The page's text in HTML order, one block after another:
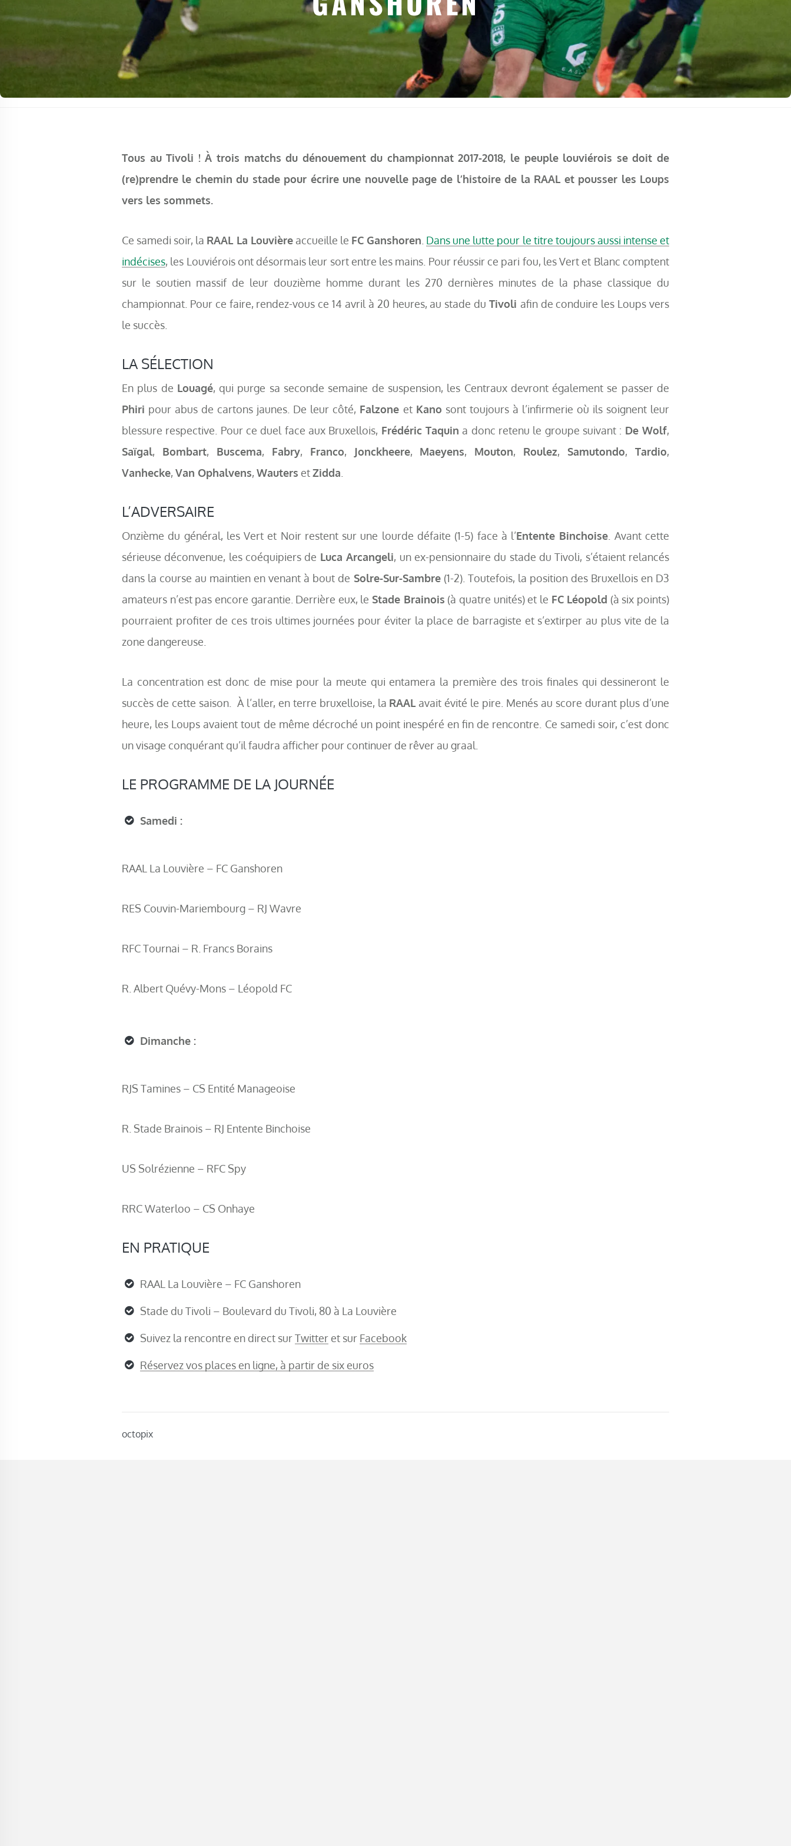
octopix
Tous au Tivoli ! À trois matchs du dénouement du championnat 2017-2018, le peuple louviérois se doit de
(re)prendre le chemin du stade pour écrire une nouvelle page de l’histoire de la RAAL et pousser les Loups
vers les sommets.
Ce samedi soir, la RAAL La Louvièreaccueille le FC Ganshoren Dans une lutte pour le titre toujours aussi intense et
indécises, les Louviérois ont désormais leur sort entre les mains. Pour réussir ce pari fou, les Vert et Blanc comptent
sur le soutien massif de leur douzième homme durant les 270 dernières minutes de la phase classique du
championnat. Pour ce faire, rendez-vous ce 14 avril à 20 heures, au stade du Tivoli afin de conduire les Loups vers
le succès.
LA SÉLECTION
En plus de Louagé, qui purge sa seconde semaine de suspension, les Centraux devront également se passer de
Phiri pour abus de cartons jaunes. De leur côté, Falzone et Kano sont toujours à l’infirmerie où ils soignent leur
blessure respective. Pour ce duel face aux Bruxellois, Frédéric Taquin a donc retenu le groupe suivant : De Wolf,
Saïgal, Bombart, Buscema, Fabry, Franco, Jonckheere, Maeyens, Mouton, Roulez, Samutondo,Tardio,
Vanhecke, Van Ophalvens, Wauters etZidda
L’ADVERSAIRE
Onzième du général, les Vert et Noir restent sur une lourde défaite (1-5) face à l’Entente Binchoise . Avant cette
sérieuse déconvenue, les coéquipiers de Luca Arcangeli, un ex-pensionnaire du stade du Tivoli, s’étaient relancés
dans la course au maintien en venant à bout de Solre-Sur-Sambre(1-2). Toutefois, la position des Bruxellois en D3
amateurs n’est pas encore garantie. Derrière eux, le Stade Brainois (à quatre unités) et le FC Léopold (à six points)
pourraient profiter de ces trois ultimes journées pour éviter la place de barragiste et s’extirper au plus vite de la
zone dangereuse.
La concentration est donc de mise pour la meute qui entamera la première des trois finales qui dessineront le
succès de cette saison. À l’aller, en terre bruxelloise, la RAAL avait évité le pire. Menés au score durant plus d’une
heure, les Loups avaient tout de même décroché un point inespéré en fin de rencontre. Ce samedi soir, c’est donc
un visage conquérant qu’il faudra afficher pour continuer de rêver au graal.
LE PROGRAMME DE LA JOURNÉE
Samedi :
RAAL La Louvière – FC Ganshoren
RES Couvin-Mariembourg – RJ Wavre
RFC Tournai – R. Francs Borains
R. Albert Quévy-Mons – Léopold FC
Dimanche :
RJS Tamines – CS Entité Manageoise
R. Stade Brainois – RJ Entente Binchoise
US Solrézienne – RFC Spy
RRC Waterloo – CS Onhaye
EN PRATIQUE
RAAL La Louvière – FC Ganshoren
Stade du Tivoli – Boulevard du Tivoli, 80 à La Louvière
Suivez la rencontre en direct surTwitter et sur Facebook
Réservez vos places en ligne, à partir de six euros